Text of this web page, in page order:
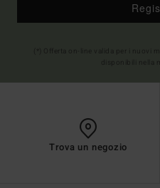
Trova un negozio